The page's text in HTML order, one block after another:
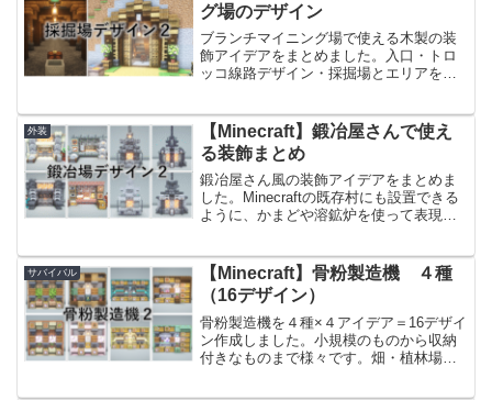
グ場のデザイン
ブランチマイニング場で使える木製の装
飾アイデアをまとめました。入口・トロ
ッコ線路デザイン・採掘場とエリアを分
アはこちらです。【Minecraft】採掘場の
入口 装飾デザ...
外装
【Minecraft】鍛冶屋さんで使え
る装飾まとめ
鍛冶屋さん風の装飾アイデアをまとめま
した。Minecraftの既存村にも設置できる
ように、かまどや溶鉱炉を使って表現し
飾したいときにおすすめのデザインで
す。前...
サバイバル
【Minecraft】骨粉製造機 ４種
（16デザイン）
骨粉製造機を４種×４アイデア＝16デザイ
ン作成しました。小規模のものから収納
付きなものまで様々です。畑・植林場が